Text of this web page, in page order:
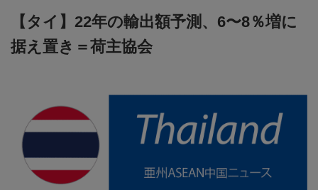
【タイ】22年の輸出額予測、6〜8％増に
据え置き＝荷主協会